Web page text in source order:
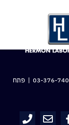
03-376- | פתח